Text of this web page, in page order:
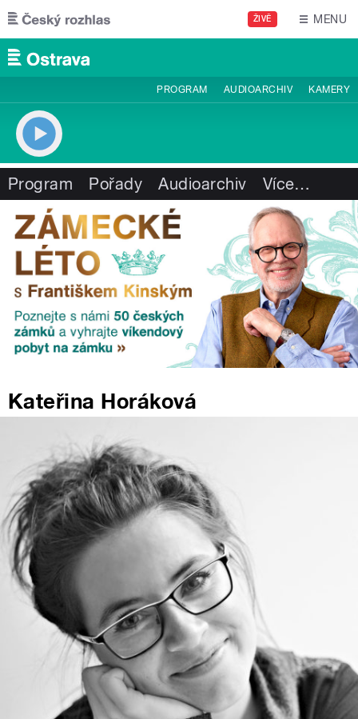
Přejít k hlavnímu obsahu
ŽIVĚ MENU
PROGRAM AUDIOARCHIV KAMERY
Program Pořady Audioarchiv Více…
Kateřina Horáková